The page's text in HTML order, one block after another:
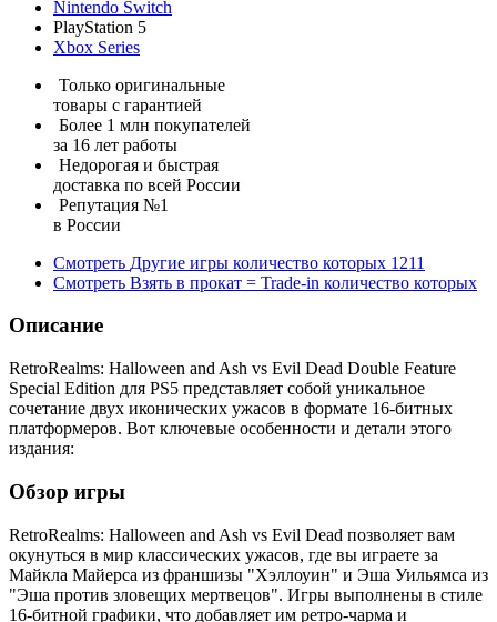
Nintendo Switch
PlayStation 5
Xbox Series
Только оригинальные
товары с гарантией
Более 1 млн покупателей
за 16 лет работы
Недорогая и быстрая
доставка по всей России
Репутация №1
в России
Смотреть Другие игры количество которых 1211
Смотреть Взять в прокат = Trade-in количество которых
Описание
RetroRealms: Halloween and Ash vs Evil Dead Double Feature
Special Edition для PS5 представляет собой уникальное
сочетание двух иконических ужасов в формате 16-битных
платформеров. Вот ключевые особенности и детали этого
издания:
Обзор игры
RetroRealms: Halloween and Ash vs Evil Dead позволяет вам
окунуться в мир классических ужасов, где вы играете за
Майкла Майерса из франшизы "Хэллоуин" и Эша Уильямса из
"Эша против зловещих мертвецов". Игры выполнены в стиле
16-битной графики, что добавляет им ретро-чарма и